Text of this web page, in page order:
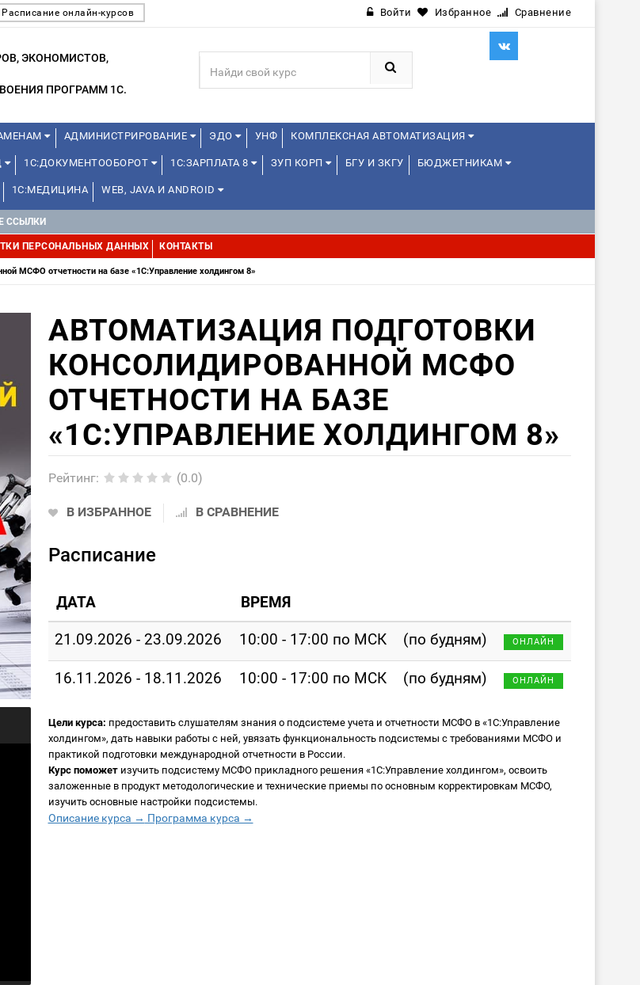
Расписание онлайн-курсов Войти Избранное Сравнение
ЭКОНОМИСТОВ,
ПРОГРАММ 1С.
АДМИНИСТРИРОВАНИЕ ЭДО УНФ КОМПЛЕКСНАЯ АВТОМАТИЗАЦИЯ
1С:ДОКУМЕНТООБОРОТ 1С:ЗАРПЛАТА 8 ЗУП КОРП БГУ И ЗКГУ БЮДЖЕТНИКАМ
1С:МЕДИЦИНА WEB, JAVA И ANDROID
ССЫЛКИ
ПЕРСОНАЛЬНЫХ ДАННЫХ КОНТАКТЫ
МСФО отчетности на базе «1С:Управление холдингом 8»
АВТОМАТИЗАЦИЯ ПОДГОТОВКИ
КОНСОЛИДИРОВАННОЙ МСФО
ОТЧЕТНОСТИ НА БАЗЕ
«1С:УПРАВЛЕНИЕ ХОЛДИНГОМ 8»
Рейтинг: (0.0)
В ИЗБРАННОЕ В СРАВНЕНИЕ
Расписание
ДАТА ВРЕМЯ
21.09.2026 - 23.09.2026 10:00 - 17:00 по МСК (по будням) ОНЛАЙН
16.11.2026 - 18.11.2026 10:00 - 17:00 по МСК (по будням) ОНЛАЙН
Цели курса: предоставить слушателям знания о подсистеме учета и отчетности МСФО в «1С:Управление
холдингом», дать навыки работы с ней, увязать функциональность подсистемы с требованиями МСФО и
практикой подготовки международной отчетности в России.
Курс поможетизучить подсистему МСФО прикладного решения «1С:Управление холдингом», освоить
заложенные в продукт методологические и технические приемы по основным корректировкам МСФО,
изучить основные настройки подсистемы.
Описание курса → Программа курса →